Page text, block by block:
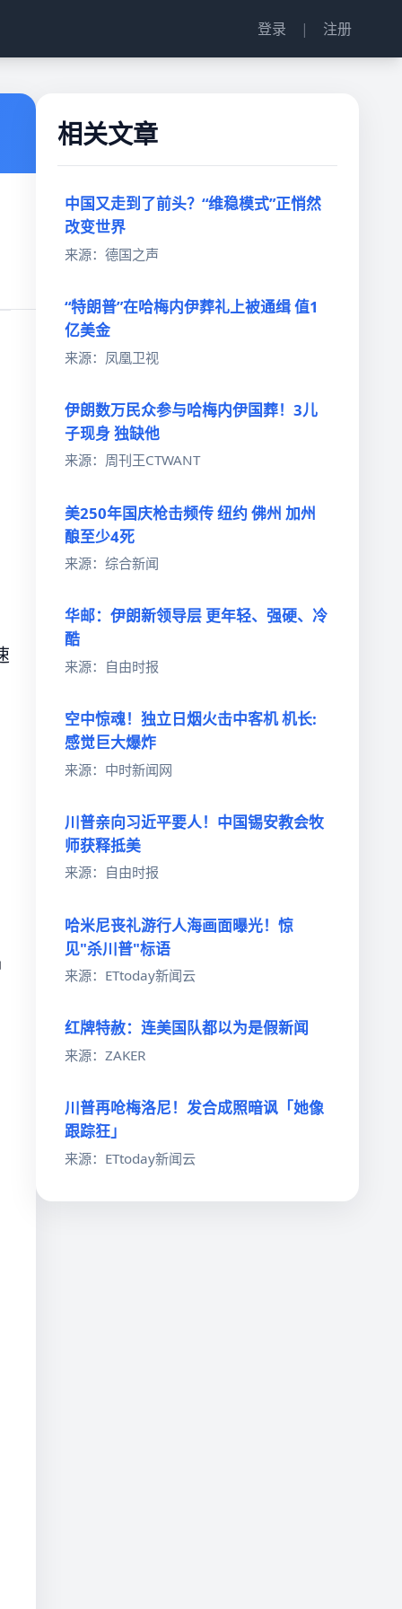
登录 | 注册
相关文章
中国又走到了前头？“维稳模式”正悄然
改变世界
来源：德国之声
“特朗普”在哈梅内伊葬礼上被通缉 值1
亿美金
来源：凤凰卫视
伊朗数万民众参与哈梅内伊国葬！3儿
子现身 独缺他
来源：周刊王CTWANT
美250年国庆枪击频传 纽约 佛州 加州
酿至少4死
来源：综合新闻
华邮：伊朗新领导层 更年轻、强硬、冷
酷
来源：自由时报
空中惊魂！独立日烟火击中客机 机长:
感觉巨大爆炸
来源：中时新闻网
川普亲向习近平要人！中国锡安教会牧
师获释抵美
来源：自由时报
哈米尼丧礼游行人海画面曝光！惊
见"杀川普"标语
来源：ETtoday新闻云
红牌特赦：连美国队都以为是假新闻
来源：ZAKER
川普再呛梅洛尼！发合成照暗讽「她像
跟踪狂」
来源：ETtoday新闻云